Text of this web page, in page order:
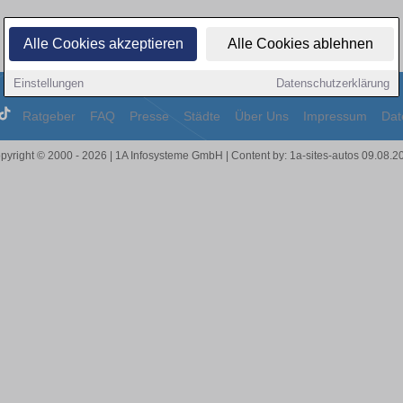
Alle Cookies akzeptieren Alle Cookies ablehnen
Einstellungen Datenschutzerklärung
Ratgeber FAQ Presse Städte Über Uns Impressum
© 2000 - 2026 | 1A Infosysteme GmbH | Content by: 1a-sites-autos